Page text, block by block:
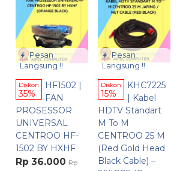
Pesan
Langsung !!
Diskon
35%
HF1502 |
FAN
PROSESSOR
UNIVERSAL
CENTROO HF-
1502 BY HXHF
Rp 36.000 Rp
Pesan
Langsung !!
Diskon
15%
KHC7225
| Kabel
HDTV Standart
M To M
CENTROO 25 M
(Red Gold Head
Black Cable) –